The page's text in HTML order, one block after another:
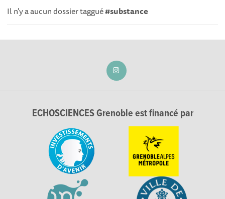
Il n'y a aucun dossier taggué#substance
ECHOSCIENCES Grenoble est financé par